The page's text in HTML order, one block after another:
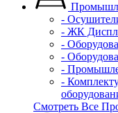
-
- ЖК
-
-
-
-
Смотреть Все